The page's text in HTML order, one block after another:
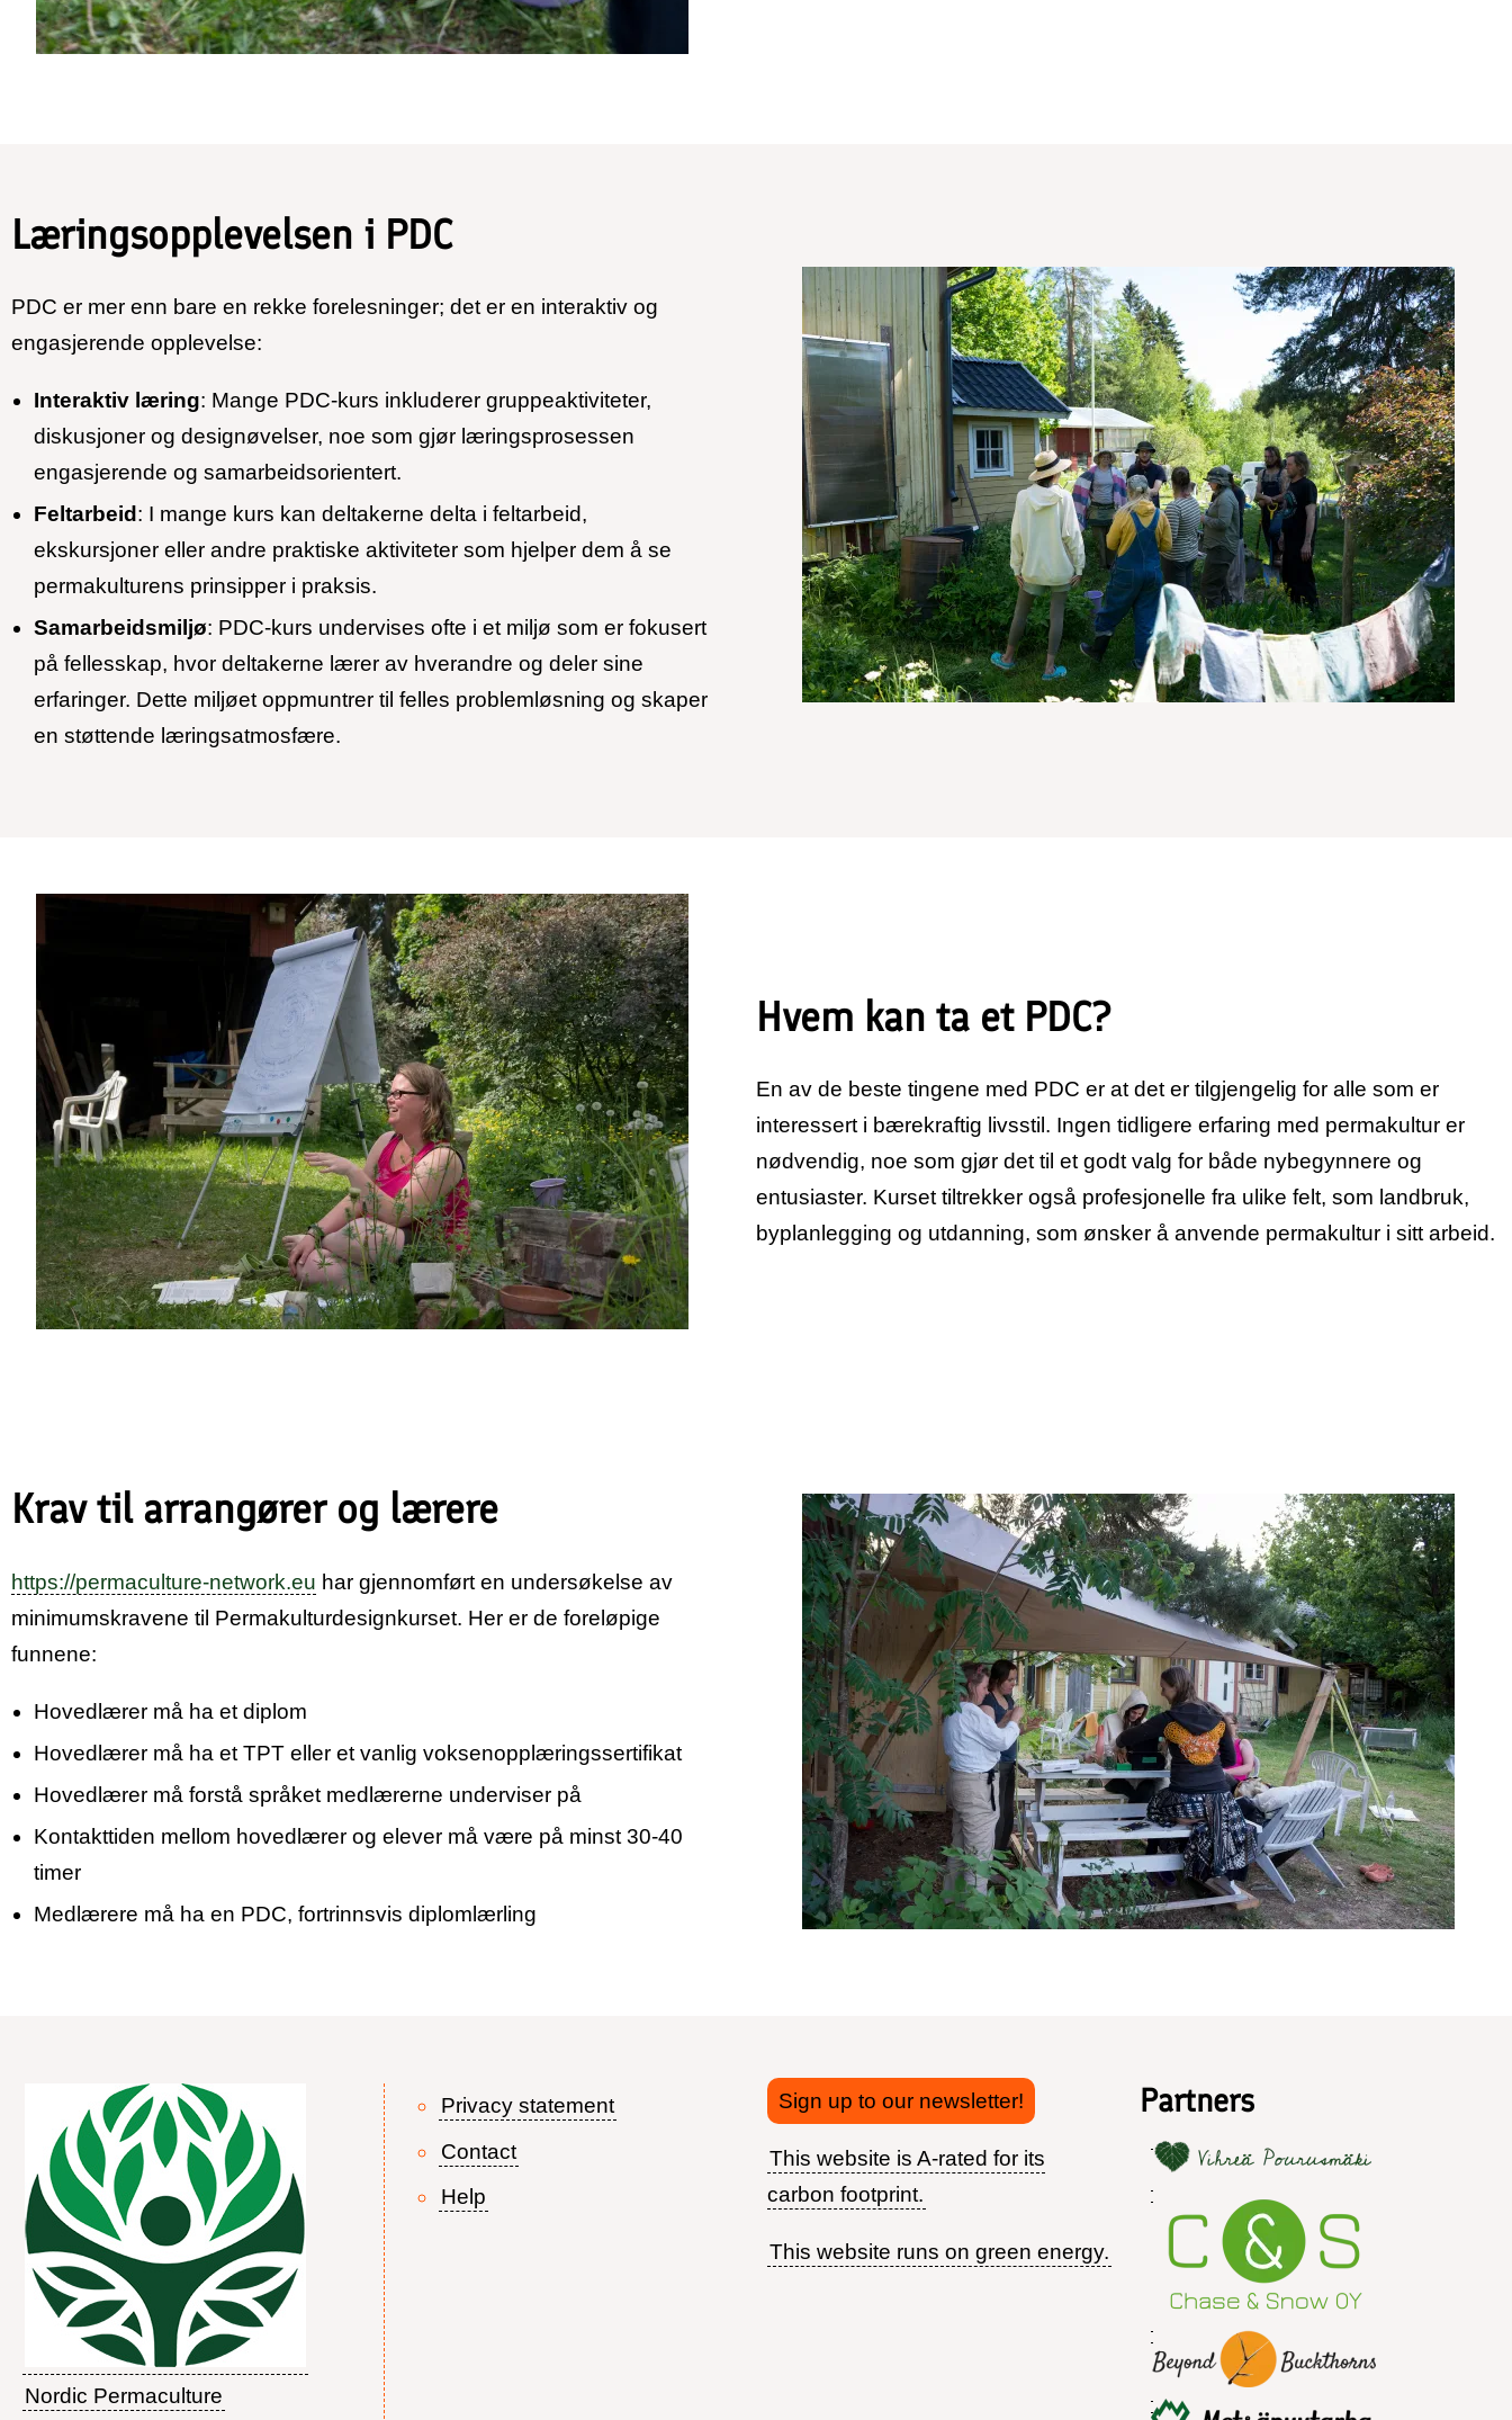
Læringsopplevelsen i PDC
PDC er mer enn bare en rekke forelesninger; det er en interaktiv og
engasjerende opplevelse:
Interaktiv læring: Mange PDC-kurs inkluderer gruppeaktiviteter,
diskusjoner og designøvelser, noe som gjør læringsprosessen
engasjerende og samarbeidsorientert.
Feltarbeid : I mange kurs kan deltakerne delta i feltarbeid,
ekskursjoner eller andre praktiske aktiviteter som hjelper dem å se
permakulturens prinsipper i praksis.
Samarbeidsmiljø: PDC-kurs undervises ofte i et miljø som er fokusert
på fellesskap, hvor deltakerne lærer av hverandre og deler sine
erfaringer. Dette miljøet oppmuntrer til felles problemløsning og skaper
en støttende læringsatmosfære.
Hvem kan ta et PDC?
En av de beste tingene med PDC er at det er tilgjengelig for alle som er
interessert i bærekraftig livsstil. Ingen tidligere erfaring med permakultur er
nødvendig, noe som gjør det til et godt valg for både nybegynnere og
entusiaster. Kurset tiltrekker også profesjonelle fra ulike felt, som landbruk,
byplanlegging og utdanning, som ønsker å anvende permakultur i sitt arbeid.
Krav til arrangører og lærere
https://permaculture-network.eu har gjennomført en undersøkelse av
minimumskravene til Permakulturdesignkurset. Her er de foreløpige
funnene:
Hovedlærer må ha et diplom
Hovedlærer må ha et TPT eller et vanlig voksenopplæringssertifikat
Hovedlærer må forstå språket medlærerne underviser på
Kontakttiden mellom hovedlærer og elever må være på minst 30-40
timer
Medlærere må ha en PDC, fortrinnsvis diplomlærling
Nordic Permaculture
Footer
Privacy statement
Contact
Help
Sign up to our newsletter!
This website is A-rated for its
carbon footprint.
This website runs on green energy.
Partners